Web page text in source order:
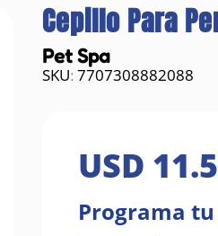
Cepillo Para
Pet Spa
:7707308882088
USD 11.
Programa